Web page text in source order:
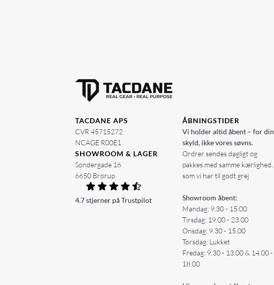
TACDANE APS
CVR 45715272
NCAGE R00E1
SHOWROOM & LAGER
Søndergade 16
6650 Brørup
4.7 stjerner på Trustpilot
ÅBNINGSTIDER
Vi holder altid åbent – for din
skyld, ikke vores søvns.
Ordrer sendes dagligt og
pakkes med samme kærlighed,
som vi har til godt grej
Showroom åbent:
Mandag: 9.30 - 15.00
Tirsdag: 19.00 - 23.00
Onsdag: 9.30 - 15.00
Torsdag: Lukket
Fredag: 9.30 - 13.00 & 14.00 -
18.00